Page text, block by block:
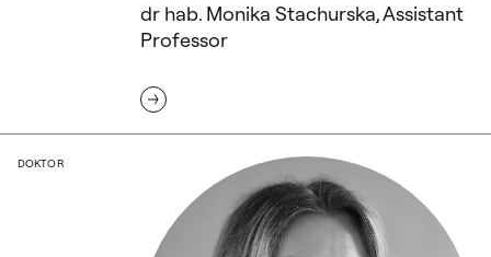
dr hab. Monika Stachurska, Assistant
Professor
dr Katarzyna Stanny
DOKTOR